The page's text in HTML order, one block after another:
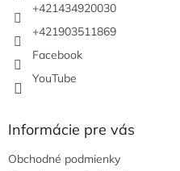
+421434920030
+421903511869
Facebook
YouTube
Informácie pre vás
Obchodné podmienky